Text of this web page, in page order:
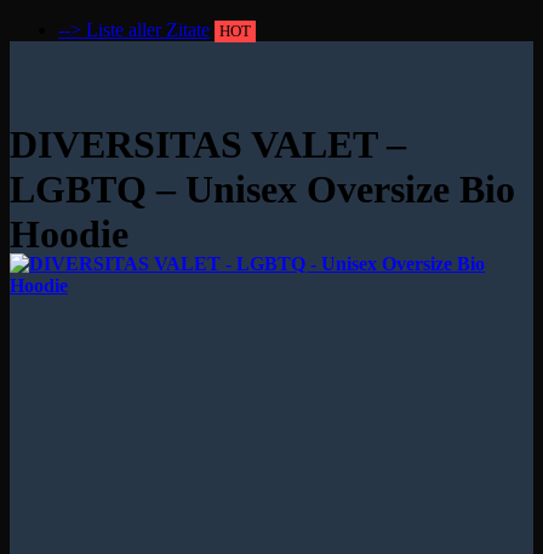
--> Liste aller Zitate HOT
DIVERSITAS VALET –
LGBTQ – Unisex Oversize Bio
Hoodie